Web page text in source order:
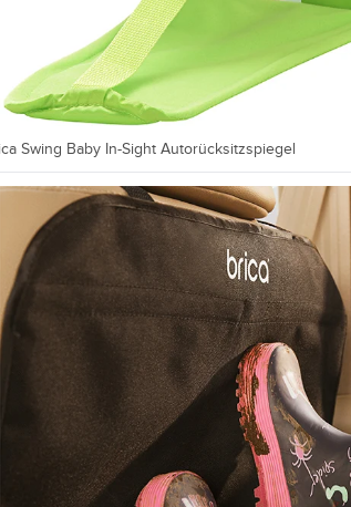
Swing Baby In-Sight Autorücksitzspiegel